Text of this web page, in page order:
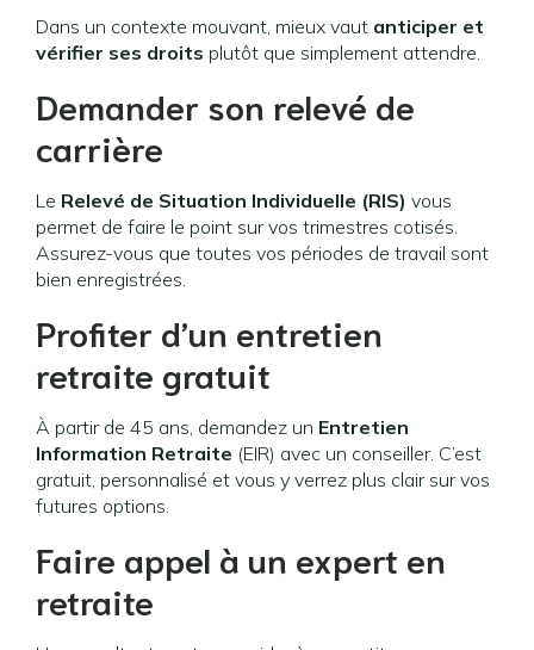
Dans un contexte mouvant, mieux vaut anticiper et
vérifier ses droits plutôt que simplement attendre.
Demander son relevé de
carrière
Le Relevé de Situation Individuelle (RIS) vous
permet de faire le point sur vos trimestres cotisés.
Assurez-vous que toutes vos périodes de travail sont
bien enregistrées.
Profiter d’un entretien
retraite gratuit
À partir de 45 ans, demandez un Entretien
Information Retraite (EIR) avec un conseiller. C’est
gratuit, personnalisé et vous y verrez plus clair sur vos
futures options.
Faire appel à un expert en
retraite